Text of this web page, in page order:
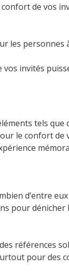
de vos
les personnes
vos invités
tels que
le confort de
d’entre
pour dénicher
références
pour des